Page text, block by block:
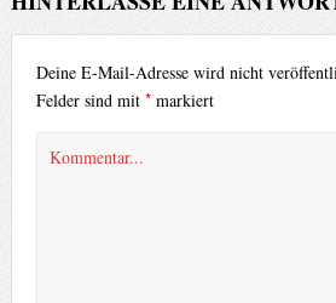
Deine E-Mail-Adresse wird nicht
Felder sind mit *markiert